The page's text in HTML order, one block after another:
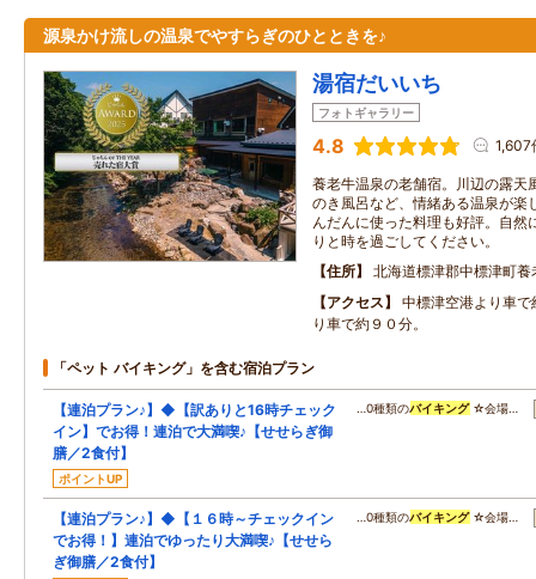
源泉かけ流しの温泉でやすらぎのひとときを♪
湯宿だいいち
フォトギャラリー
4.8 1,607
養老牛温泉の老舗宿。川辺の露天
のき風呂など、情緒ある温泉が楽
んだんに使った料理も好評。自然
りと時を過ごしてください。
住所
北海道標津郡中標津町養
アクセス
中標津空港より車
り車で約９０分。
「ペット バイキング」を含む宿泊プラン
【連泊プラン♪】◆【訳ありと16時チェック
イン】でお得！連泊で大満喫♪【せせらぎ御
膳／2食付】
ポイントUP
…0種類のバイキング☆会場…
【連泊プラン♪】◆【１６時～チェックイン
でお得！】連泊でゆったり大満喫♪【せせら
ぎ御膳／2食付】
…0種類のバイキング☆会場…